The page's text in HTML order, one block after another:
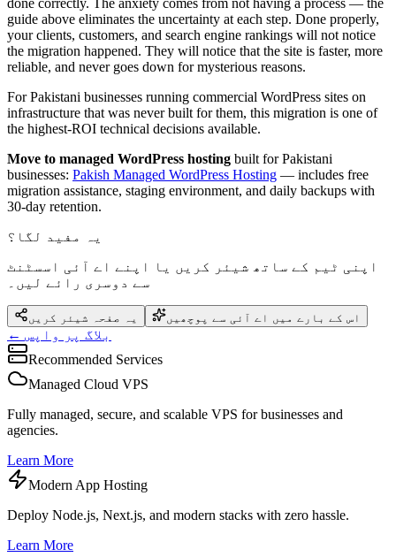
guide above eliminates the uncertainty at each step. Done properly,
your clients, customers, and search engine rankings will not notice
the migration happened. They will notice that the site is faster, more
reliable, and never goes down for mysterious reasons.
For Pakistani businesses running commercial WordPress sites on
infrastructure that was never built for them, this migration is one of
the highest-ROI technical decisions available.
Move to managed WordPress hosting built for Pakistani
businesses: Pakish Managed WordPress Hosting — includes free
migration assistance, staging environment, and daily backups with
30-day retention.
یہ مفید لگا؟
اپنی ٹیم کے ساتھ شیئر کریں یا اپنے اے آئی اسسٹنٹ
سے دوسری رائے لیں۔
یہ صفحہ شیئر کریں اس کے بارے میں اے آئی سے پوچھیں
← بلاگ پر واپس
Recommended Services
Managed Cloud VPS
Fully managed, secure, and scalable VPS for businesses and
agencies.
Learn More
Modern App Hosting
Deploy Node.js, Next.js, and modern stacks with zero hassle.
Learn More